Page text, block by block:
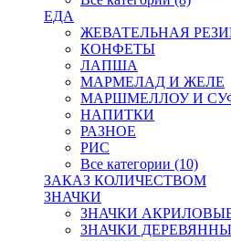
ЕДА
ЖЕВАТЕЛЬНАЯ
КОНФЕТЫ
ЛАПША
МАРМЕЛАД И ЖЕЛЕ
МАРШМЕЛЛОУ И
НАПИТКИ
РАЗНОЕ
РИС
Все категории (10)
ЗАКАЗ КОЛИЧЕСТВОМ
ЗНАЧКИ
ЗНАЧКИ
ЗНАЧКИ